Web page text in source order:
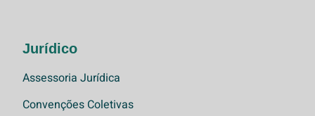
Jurídico
Assessoria Jurídica
Convenções Coletivas